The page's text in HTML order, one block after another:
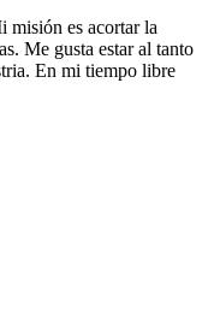
es acortar la
Me gusta estar al tanto
En mi tiempo libre